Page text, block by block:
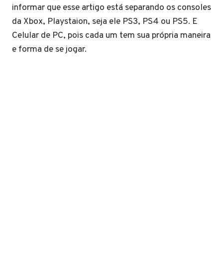
informar que esse artigo está separando os consoles
da Xbox, Playstaion, seja ele PS3, PS4 ou PS5. E
Celular de PC, pois cada um tem sua própria maneira
e forma de se jogar.